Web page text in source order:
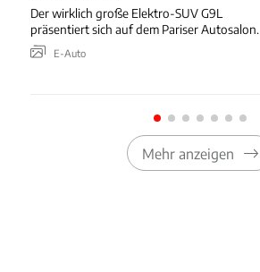
Der wirklich große Elektro-SUV G9L
präsentiert sich auf dem Pariser Autosalon.
E-Auto
Mehr anzeigen